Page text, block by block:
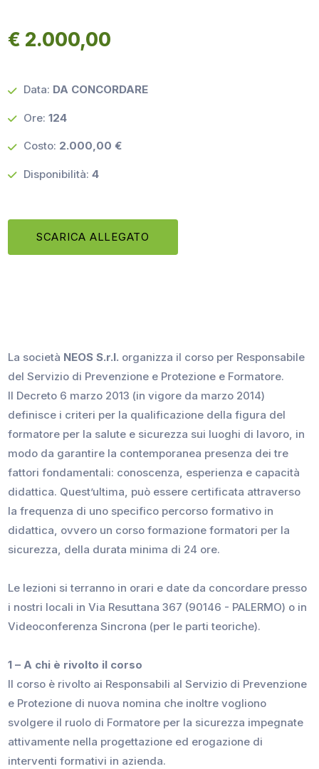
€ 2.000,00
Data: DA CONCORDARE
Ore:124
Costo: 2.000,00 €
Disponibilità:4
SCARICA ALLEGATO
La società NEOS S.r.l. organizza il corso per Responsabile
del Servizio di Prevenzione e Protezione e Formatore.
Il Decreto 6 marzo 2013 (in vigore da marzo 2014)
definisce i criteri per la qualificazione della figura del
formatore per la salute e sicurezza sui luoghi di lavoro, in
modo da garantire la contemporanea presenza dei tre
fattori fondamentali: conoscenza, esperienza e capacità
didattica. Quest’ultima, può essere certificata attraverso
la frequenza di uno specifico percorso formativo in
didattica, ovvero un corso formazione formatori per la
sicurezza, della durata minima di 24 ore.
Le lezioni si terranno in orari e date da concordare presso
i nostri locali in Via Resuttana 367 (90146 - PALERMO) o in
Videoconferenza Sincrona (per le parti teoriche).
1 – A chi è rivolto il corso
Il corso è rivolto ai Responsabili al Servizio di Prevenzione
e Protezione di nuova nomina che inoltre vogliono
svolgere il ruolo di Formatore per la sicurezza impegnate
attivamente nella progettazione ed erogazione di
interventi formativi in azienda.